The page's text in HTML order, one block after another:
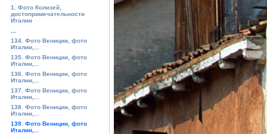
1. Фото Колизей,
достопримечательности
Италии
134. Фото Вениции, фото
Италии,...
135. Фото Вениции, фото
Италии,...
136. Фото Вениции, фото
Италии,...
137. Фото Вениции, фото
Италии,...
138. Фото Вениции, фото
Италии,...
139. Фото Вениции, фото
Италии,...